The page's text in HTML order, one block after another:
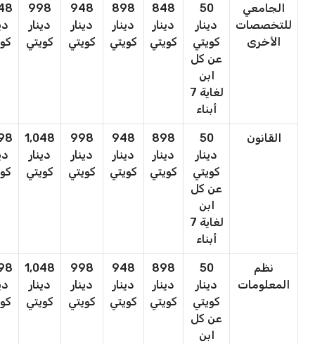
الجامعي
للتخصصات
الأخرى
50
دينار
كويتي
عن كل
ابن
لغاية 7
أبناء
848
دينار
كويتي
898
دينار
كويتي
948
دينار
كويتي
998
دينار
كويتي
القانون
50
دينار
كويتي
عن كل
ابن
لغاية 7
أبناء
898
دينار
كويتي
948
دينار
كويتي
998
دينار
كويتي
1,048
دينار
كويتي
نظم
المعلومات
50
دينار
كويتي
عن كل
ابن
898
دينار
كويتي
948
دينار
كويتي
998
دينار
كويتي
1,048
دينار
كويتي